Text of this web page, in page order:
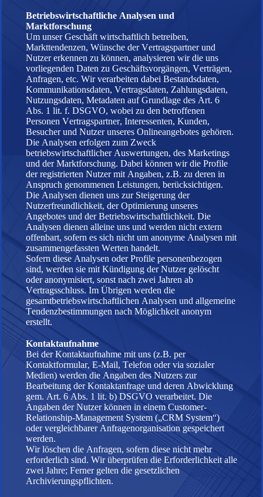
Betriebswirtschaftliche Analysen und
Marktforschung
Um unser Geschäft wirtschaftlich betreiben,
Markttendenzen, Wünsche der Vertragspartner und
Nutzer erkennen zu können, analysieren wir die uns
vorliegenden Daten zu Geschäftsvorgängen, Verträgen,
Anfragen, etc. Wir verarbeiten dabei Bestandsdaten,
Kommunikationsdaten, Vertragsdaten, Zahlungsdaten,
Nutzungsdaten, Metadaten auf Grundlage des Art. 6
Abs. 1 lit. f. DSGVO, wobei zu den betroffenen
Personen Vertragspartner, Interessenten, Kunden,
Besucher und Nutzer unseres Onlineangebotes gehören.
Die Analysen erfolgen zum Zweck
betriebswirtschaftlicher Auswertungen, des Marketings
und der Marktforschung. Dabei können wir die Profile
der registrierten Nutzer mit Angaben, z.B. zu deren in
Anspruch genommenen Leistungen, berücksichtigen.
Die Analysen dienen uns zur Steigerung der
Nutzerfreundlichkeit, der Optimierung unseres
Angebotes und der Betriebswirtschaftlichkeit. Die
Analysen dienen alleine uns und werden nicht extern
offenbart, sofern es sich nicht um anonyme Analysen mit
zusammengefassten Werten handelt.
Sofern diese Analysen oder Profile personenbezogen
sind, werden sie mit Kündigung der Nutzer gelöscht
oder anonymisiert, sonst nach zwei Jahren ab
Vertragsschluss. Im Übrigen werden die
gesamtbetriebswirtschaftlichen Analysen und allgemeine
Tendenzbestimmungen nach Möglichkeit anonym
erstellt.
Kontaktaufnahme
Bei der Kontaktaufnahme mit uns (z.B. per
Kontaktformular, E-Mail, Telefon oder via sozialer
Medien) werden die Angaben des Nutzers zur
Bearbeitung der Kontaktanfrage und deren Abwicklung
gem. Art. 6 Abs. 1 lit. b) DSGVO verarbeitet. Die
Angaben der Nutzer können in einem Customer-
Relationship-Management System („CRM System“)
oder vergleichbarer Anfragenorganisation gespeichert
werden.
Wir löschen die Anfragen, sofern diese nicht mehr
erforderlich sind. Wir überprüfen die Erforderlichkeit alle
zwei Jahre; Ferner gelten die gesetzlichen
Archivierungspflichten.